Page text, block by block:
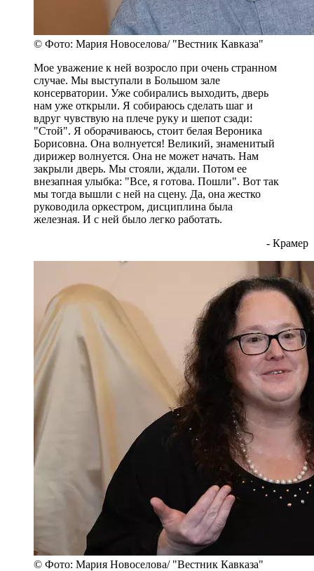
© Фото: Мария Новоселова/ "Вестник Кавказа"
Мое уважение к ней возросло при очень странном
случае. Мы выступали в Большом зале
консерватории. Уже собирались выходить, дверь
нам уже открыли. Я собираюсь сделать шаг и
вдруг чувствую на плече руку и шепот сзади:
"Стой". Я оборачиваюсь, стоит белая Вероника
Борисовна. Она волнуется! Великий, знаменитый
дирижер волнуется. Она не может начать. Нам
закрыли дверь. Мы стояли, ждали. Потом ее
внезапная улыбка: "Все, я готова. Пошли". Вот так
мы тогда вышли с ней на сцену. Да, она жестко
руководила оркестром, дисциплина была
железная. И с ней было легко работать.
- Крамер
© Фото: Мария Новоселова/ "Вестник Кавказа"